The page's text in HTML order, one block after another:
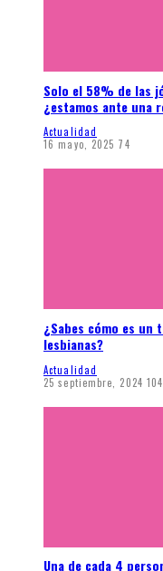
Solo el 58% de las
¿estamos ante una
Actualidad
16 mayo, 2025 74
¿Sabes cómo es
lesbianas?
Actualidad
25 septiembre, 2024 104
Una de cada 4